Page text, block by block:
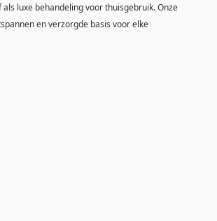
luxe behandeling voor thuisgebruik. Onze
en verzorgde basis voor elke